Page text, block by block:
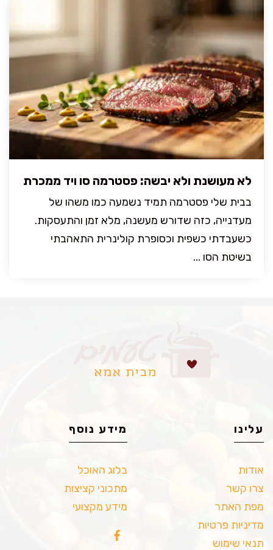
לא מעושנת ולא יבשה: פסטרמה סו ויד ממכרת
בבית שלי פסטרמה תמיד נשמעה כמו משהו של
מעדנייה, כזה שדורש מעשנה, מלא זמן והתעסקות.
כשעבדתי כשפית וכסופרת קולינרית התאהבתי
בשיטת הסו ...
עלינו
אודות
צרו קשר
מפת האתר
מדיניות פרטיות
תנאי שימוש
מידע נוסף
בלוג האוכל
מתכוני קציצות
מידע מקצועי